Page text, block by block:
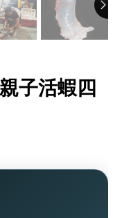
子活蝦四